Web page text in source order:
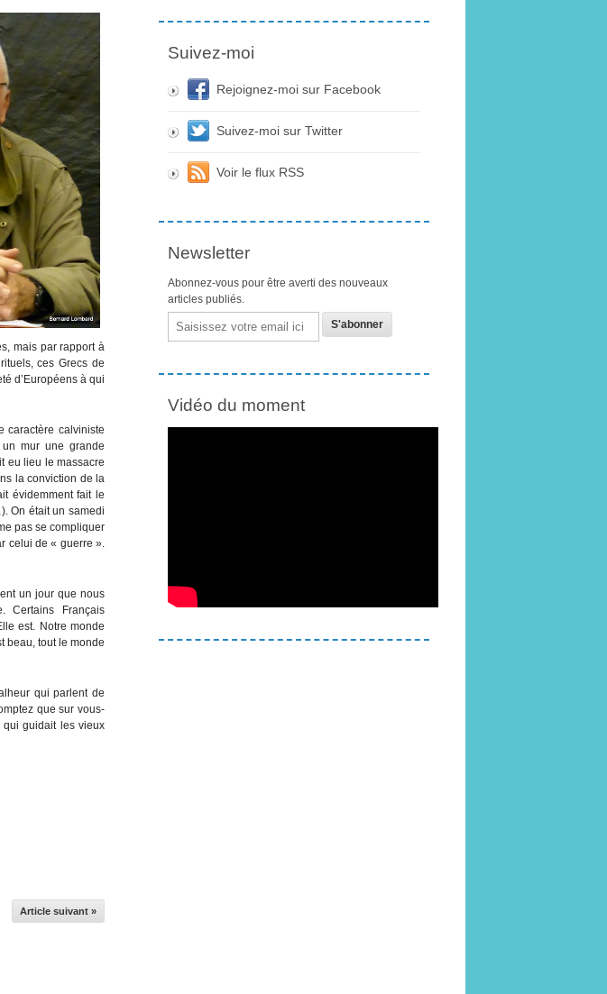
mais par rapport à
ces Grecs de
d’Européens à qui
caractère calviniste
mur une grande
eu lieu le massacre
la conviction de la
évidemment fait le
On était un samedi
pas se compliquer
celui de « guerre ».
un jour que nous
Certains Français
est. Notre monde
beau, tout le monde
qui parlent de
que sur vous-
qui guidait les vieux
Article suivant »
Suivez-moi
Rejoignez-moi sur Facebook
Suivez-moi sur Twitter
Voir le flux RSS
Newsletter
Abonnez-vous pour être averti des nouveaux
articles publiés.
Email
Vidéo du moment